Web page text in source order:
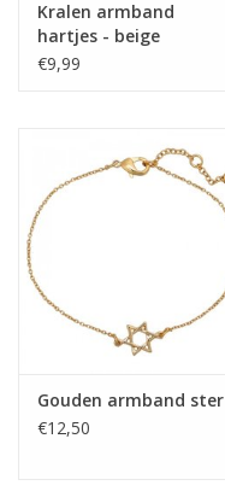
Kralen armband
hartjes - beige
€9,99
Gouden armband ster
€12,50